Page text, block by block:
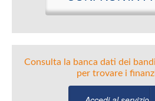
Consulta la banca dati dei
per trovare i